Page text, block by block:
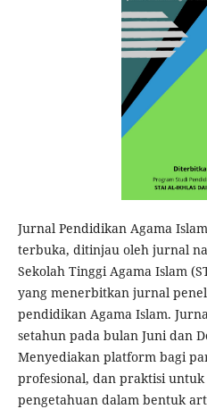
Jurnal Pendidikan Agama
terbuka, ditinjau oleh jurnal
Sekolah Tinggi Agama Islam
yang menerbitkan jurnal
pendidikan Agama Islam.
setahun pada bulan Juni dan
Menyediakan platform bagi
profesional, dan praktisi
pengetahuan dalam bentuk